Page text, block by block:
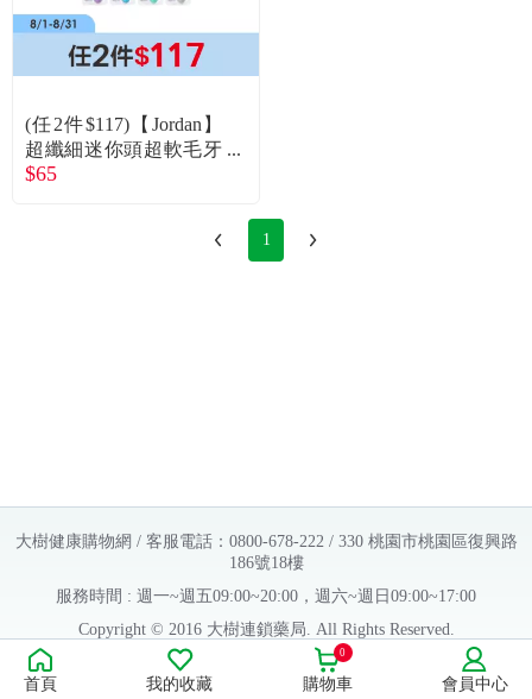
(任2件$117)【Jordan】
超纖細迷你頭超軟毛牙
刷-1入(顏色隨機)
$65
1
大樹健康購物網 / 客服電話：0800-678-222 / 330 桃園市桃園區復興路
186號18樓
服務時間 : 週一~週五09:00~20:00，週六~週日09:00~17:00
Copyright © 2016 大樹連鎖藥局. All Rights Reserved.
販售業者資料：
許可執照字號：桃字市藥販字第623202B480 號
首頁 我的收藏 購物車
0
會員中心